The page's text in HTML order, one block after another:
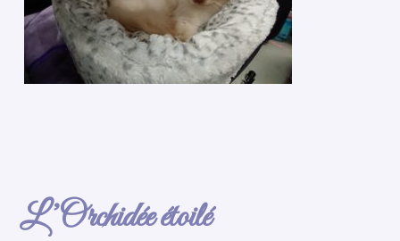
L’Orchidée étoilé